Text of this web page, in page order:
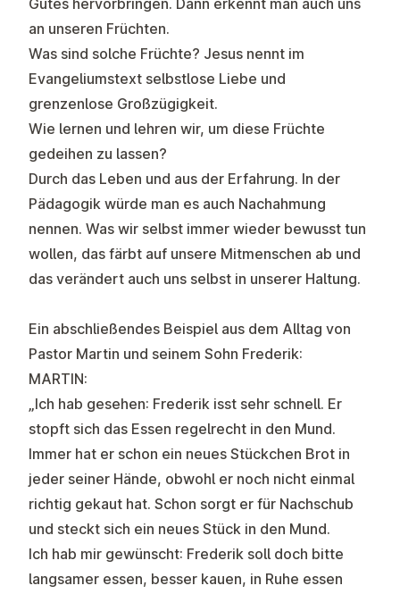
Gutes hervorbringen. Dann erkennt man auch uns
an unseren Früchten.
Was sind solche Früchte? Jesus nennt im
Evangeliumstext selbstlose Liebe und
grenzenlose Großzügigkeit.
Wie lernen und lehren wir, um diese Früchte
gedeihen zu lassen?
Durch das Leben und aus der Erfahrung. In der
Pädagogik würde man es auch Nachahmung
nennen. Was wir selbst immer wieder bewusst tun
wollen, das färbt auf unsere Mitmenschen ab und
das verändert auch uns selbst in unserer Haltung.
Ein abschließendes Beispiel aus dem Alltag von
Pastor Martin und seinem Sohn Frederik:
MARTIN:
„Ich hab gesehen: Frederik isst sehr schnell. Er
stopft sich das Essen regelrecht in den Mund.
Immer hat er schon ein neues Stückchen Brot in
jeder seiner Hände, obwohl er noch nicht einmal
richtig gekaut hat. Schon sorgt er für Nachschub
und steckt sich ein neues Stück in den Mund.
Ich hab mir gewünscht: Frederik soll doch bitte
langsamer essen, besser kauen, in Ruhe essen